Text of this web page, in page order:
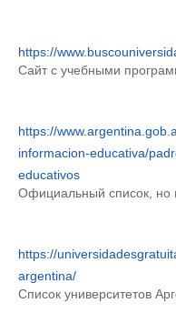
https://
Сайт с учебными
https://
informacion-educativa/
educativos
Официальный список, но
https://
argentina/
Список университетов